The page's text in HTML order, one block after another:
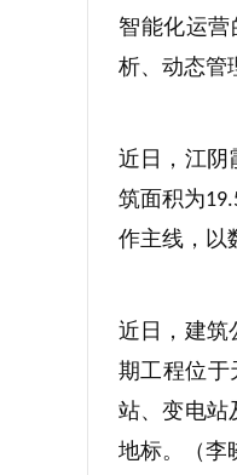
智能化运
析、动态管
近日，江阴
筑面积为
作主线，以
近日，建筑
期工程位于
站、变电站
地标。（李